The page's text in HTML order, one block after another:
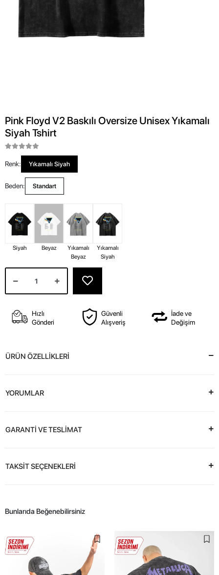
Pink Floyd V2 Baskılı Oversize Unisex Yıkamalı
Siyah Tshirt
Renk: Yıkamalı Siyah
Beden: Standart
Siyah Beyaz
Yıkamalı
Beyaz
Yıkamalı
Siyah
Hızlı
Gönderi
Güvenli
Alışveriş
İade ve
Değişim
ÜRÜN ÖZELLİKLERİ
YORUMLAR
GARANTİ VE TESLİMAT
TAKSİT SEÇENEKLERİ
Bunlarıda Beğenebilirsiniz